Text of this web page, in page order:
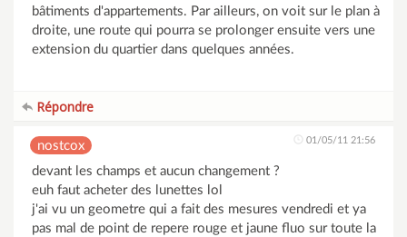
bâtiments d'appartements. Par ailleurs, on voit sur le plan à
droite, une route qui pourra se prolonger ensuite vers une
extension du quartier dans quelques années.
Répondre
nostcox 01/05/11 21:56
devant les champs et aucun changement ?
euh faut acheter des lunettes lol
j'ai vu un geometre qui a fait des mesures vendredi et ya
pas mal de point de repere rouge et jaune fluo sur toute la